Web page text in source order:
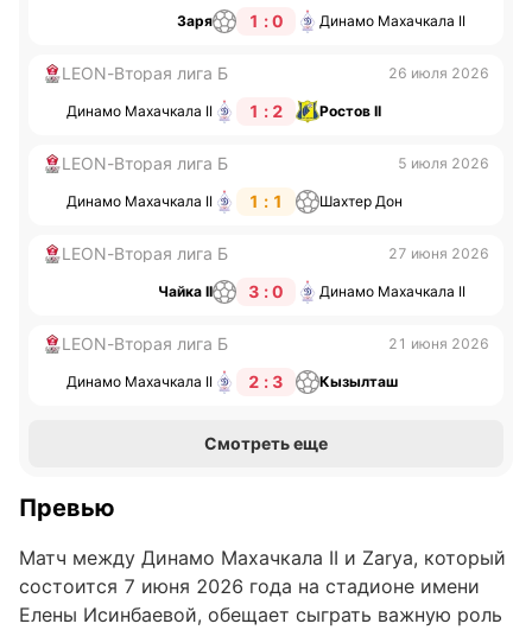
Заря 1 : 0 Динамо Махачкала II
LEON-Вторая лига Б 26 июля 2026
Динамо Махачкала II 1 : 2 Ростов II
LEON-Вторая лига Б 5 июля 2026
Динамо Махачкала II 1 : 1 Шахтер Дон
LEON-Вторая лига Б 27 июня 2026
Чайка II 3 : 0 Динамо Махачкала II
LEON-Вторая лига Б 21 июня 2026
Динамо Махачкала II 2 : 3 Кызылташ
Смотреть еще
Превью
Матч между Динамо Махачкала II и Zarya, который
состоится 7 июня 2026 года на стадионе имени
Елены Исинбаевой, обещает сыграть важную роль